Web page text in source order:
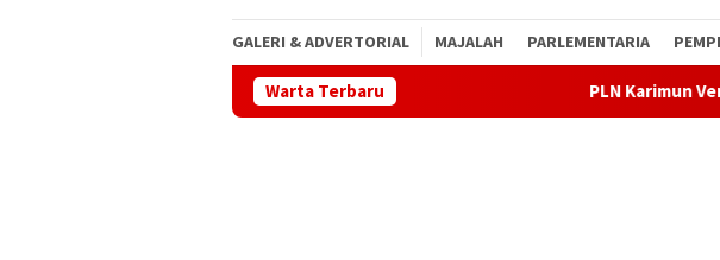
GALERI & ADVERTORIAL MAJALAH PARLEMENTARIA
Warta Terbaru PLN Karimun Verifikasi 60